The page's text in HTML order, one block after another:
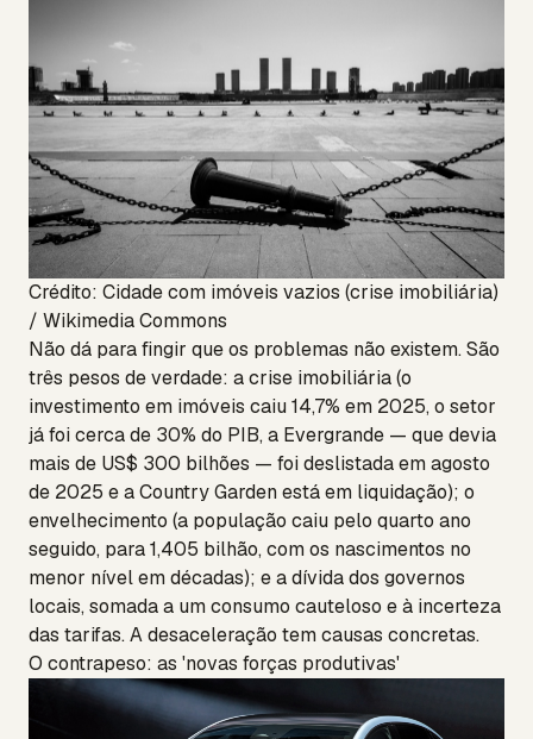
Crédito: Cidade com imóveis vazios (crise imobiliária)
/ Wikimedia Commons
Não dá para fingir que os problemas não existem. São
três pesos de verdade: a crise imobiliária (o
investimento em imóveis caiu 14,7% em 2025, o setor
já foi cerca de 30% do PIB, a Evergrande — que devia
mais de US$ 300 bilhões — foi deslistada em agosto
de 2025 e a Country Garden está em liquidação); o
envelhecimento (a população caiu pelo quarto ano
seguido, para 1,405 bilhão, com os nascimentos no
menor nível em décadas); e a dívida dos governos
locais, somada a um consumo cauteloso e à incerteza
das tarifas. A desaceleração tem causas concretas.
O contrapeso: as 'novas forças produtivas'